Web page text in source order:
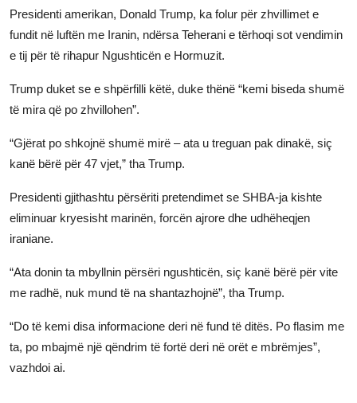
Presidenti amerikan, Donald Trump, ka folur për zhvillimet e
fundit në luftën me Iranin, ndërsa Teherani e tërhoqi sot vendimin
e tij për të rihapur Ngushticën e Hormuzit.
Trump duket se e shpërfilli këtë, duke thënë “kemi biseda shumë
të mira që po zhvillohen”.
“Gjërat po shkojnë shumë mirë – ata u treguan pak dinakë, siç
kanë bërë për 47 vjet,” tha Trump.
Presidenti gjithashtu përsëriti pretendimet se SHBA-ja kishte
eliminuar kryesisht marinën, forcën ajrore dhe udhëheqjen
iraniane.
“Ata donin ta mbyllnin përsëri ngushticën, siç kanë bërë për vite
me radhë, nuk mund të na shantazhojnë”, tha Trump.
“Do të kemi disa informacione deri në fund të ditës. Po flasim me
ta, po mbajmë një qëndrim të fortë deri në orët e mbrëmjes”,
vazhdoi ai.